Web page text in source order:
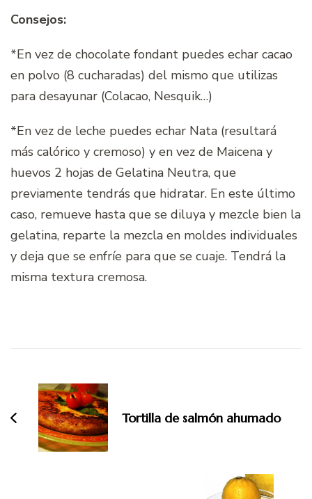
Consejos:
*En vez de chocolate fondant puedes echar cacao
en polvo (8 cucharadas) del mismo que utilizas
para desayunar (Colacao, Nesquik…)
*En vez de leche puedes echar Nata (resultará
más calórico y cremoso) y en vez de Maicena y
huevos 2 hojas de Gelatina Neutra, que
previamente tendrás que hidratar. En este último
caso, remueve hasta que se diluya y mezcle bien la
gelatina, reparte la mezcla en moldes individuales
y deja que se enfríe para que se cuaje. Tendrá la
misma textura cremosa.
entradas
Tortilla de salmón ahumado